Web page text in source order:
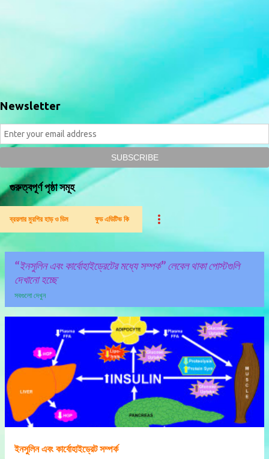
Newsletter
গুরুত্বপূর্ণ পৃষ্ঠা সমূহ
ব্রয়লার মুরগির হাড় ও ডিম ফুড এডিটিভ কি
ইনসুলিন এবং কার্বোহাইড্রেটের মধ্যে সম্পর্ক লেবেল থাকা পোস্টগুলি
দেখানো হচ্ছে
সবগুলো দেখুন
লি
ইনসুলিন এবং কার্বোহাইড্রেট সম্পর্ক